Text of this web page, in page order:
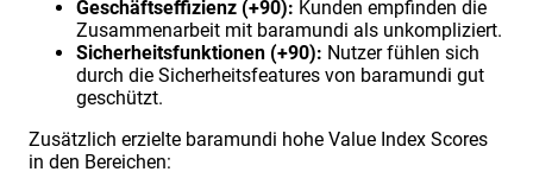
Geschäftseffizienz (+90): Kunden empfinden die
Zusammenarbeit mit baramundi als unkompliziert.
Sicherheitsfunktionen (+90): Nutzer fühlen sich
durch die Sicherheitsfeatures von baramundi gut
geschützt.
Zusätzlich erzielte baramundi hohe Value Index Scores
in den Bereichen: